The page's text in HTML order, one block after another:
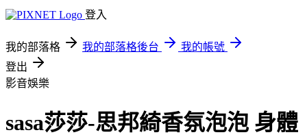
登入
我的部落格 我的部落格後台
我的帳號
登出
影音娛樂
sasa莎莎-思邦綺香氛泡泡 身體